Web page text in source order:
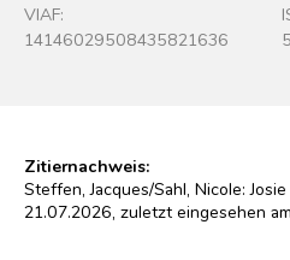
VIAF:
14146029508435821636
Zitiernachweis:
Steffen, Jacques/Sahl, Nicole:
21.07.2026, zuletzt eingesehen am